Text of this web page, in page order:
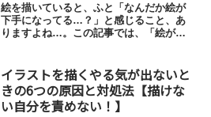
絵を描いていると、ふと「なんだか絵が
下手になってる…？」と感じること、あ
りますよね…。この記事では、「絵が下
いてお話します。
イラストを描くやる気が出ないと
きの6つの原因と対処法【描けな
い自分を責めない！】